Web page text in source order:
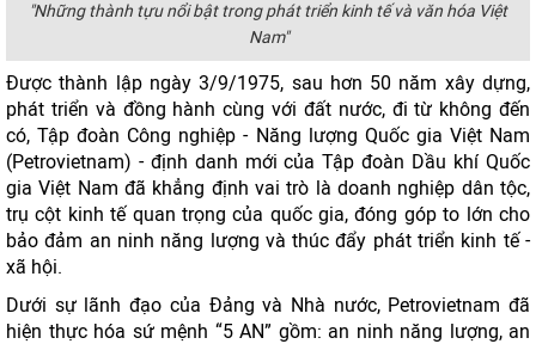
"Những thành tựu nổi bật trong phát triển kinh tế và văn hóa Việt
Nam"
Được thành lập ngày 3/9/1975, sau hơn 50 năm xây dựng,
phát triển và đồng hành cùng với đất nước, đi từ không đến
có, Tập đoàn Công nghiệp - Năng lượng Quốc gia Việt Nam
(Petrovietnam) - định danh mới của Tập đoàn Dầu khí Quốc
gia Việt Nam đã khẳng định vai trò là doanh nghiệp dân tộc,
trụ cột kinh tế quan trọng của quốc gia, đóng góp to lớn cho
bảo đảm an ninh năng lượng và thúc đẩy phát triển kinh tế -
xã hội.
Dưới sự lãnh đạo của Đảng và Nhà nước, Petrovietnam đã
hiện thực hóa sứ mệnh “5 AN” gồm: an ninh năng lượng, an